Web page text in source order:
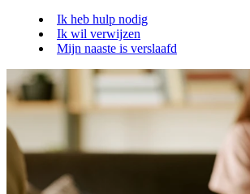
Ik heb hulp nodig
Ik wil verwijzen
Mijn naaste is verslaafd